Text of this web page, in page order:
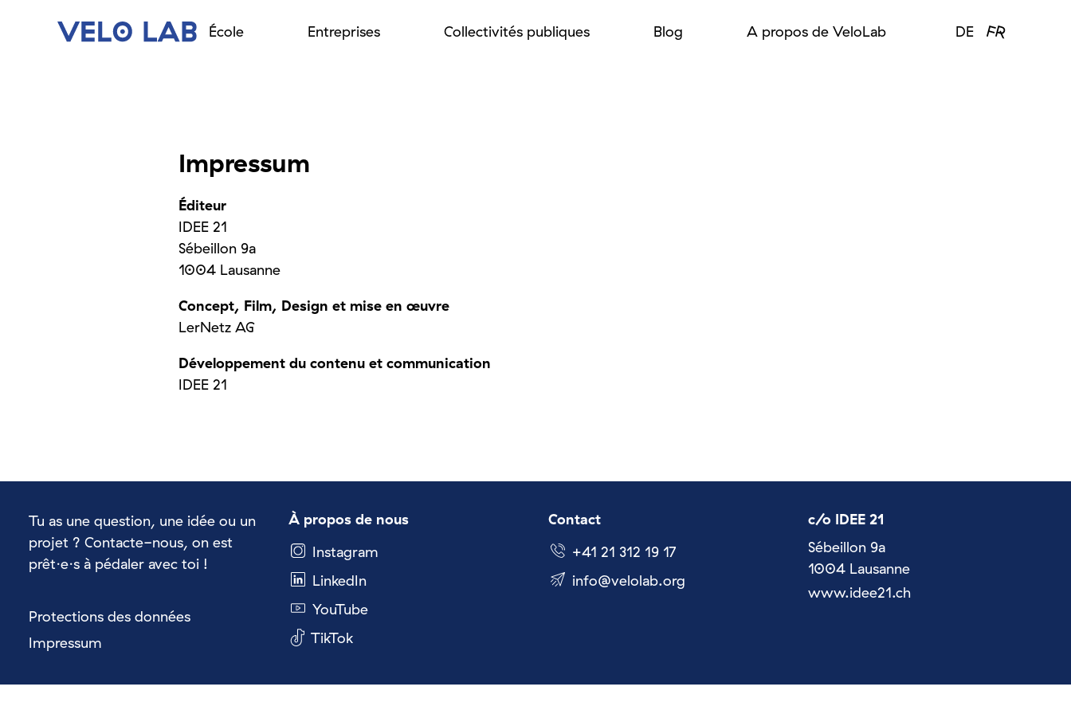
DE FR
École Entreprises Collectivités publiques Blog A propos de VeloLab
Impressum
Éditeur
IDEE 21
Sébeillon 9a
1004 Lausanne
Concept, Film, Design et mise en œuvre
LerNetz AG
Développement du contenu et communication
IDEE 21
Tu as une question, une idée ou un
projet ? Contacte-nous, on est
prêt·e·s à pédaler avec toi !
Protections des données
Impressum
À propos de nous
Instagram
LinkedIn
YouTube
TikTok
Contact
+41 21 312 19 17
nf
v l l b rg
c/o IDEE 21
Sébeillon 9a
1004 Lausanne
www.idee21.ch